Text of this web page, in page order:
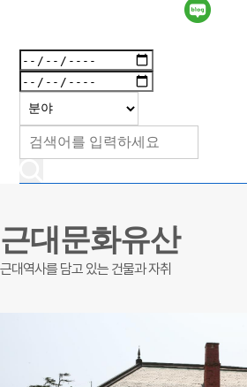
근대문화유산
근대역사를 담고 있는 건물과 자취